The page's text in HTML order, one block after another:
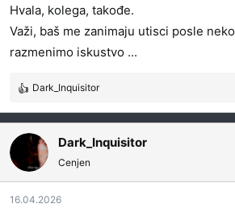
Hvala, kolega, takođe.
Važi, baš me zanimaju utisci posle
razmenimo iskustvo ...
R
e
a
g
v
a
n
Dark_Inquisitor
Dark_Inquisitor
Cenjen
16.04.2026